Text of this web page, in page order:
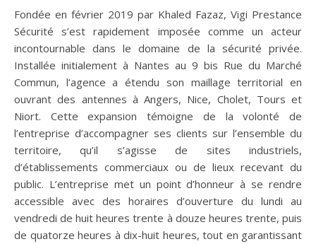
Fondée en février 2019 par Khaled Fazaz, Vigi Prestance
Sécurité s’est rapidement imposée comme un acteur
incontournable dans le domaine de la sécurité privée.
Installée initialement à Nantes au 9 bis Rue du Marché
Commun, l’agence a étendu son maillage territorial en
ouvrant des antennes à Angers, Nice, Cholet, Tours et
Niort. Cette expansion témoigne de la volonté de
l’entreprise d’accompagner ses clients sur l’ensemble du
territoire, qu’il s’agisse de sites industriels,
d’établissements commerciaux ou de lieux recevant du
public. L’entreprise met un point d’honneur à se rendre
accessible avec des horaires d’ouverture du lundi au
vendredi de huit heures trente à douze heures trente, puis
de quatorze heures à dix-huit heures, tout en garantissant